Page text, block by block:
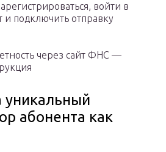
войти в
подключить отправку
через сайт ФНС —
уникальный
абонента как